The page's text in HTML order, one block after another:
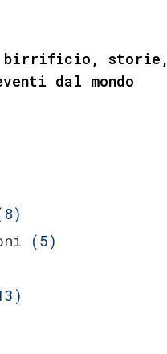
birrificio, storie,
dal mondo
(5)